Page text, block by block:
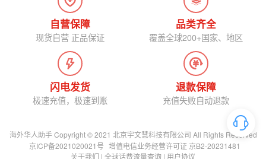
自营保障
现货自营 正品保证
品类齐全
覆盖全球200+国家、地区
闪电发货
极速充值，极速到账
退款保障
充值失败自动退款
海外华人助手 Copyright © 2021 北京宇文慧科技有限公司 All Rights Reserved
京ICP备2021020021号 增值电信业务经营许可证 京B2-20231481
关于我们 | 全球话费流量查询 | 用户协议